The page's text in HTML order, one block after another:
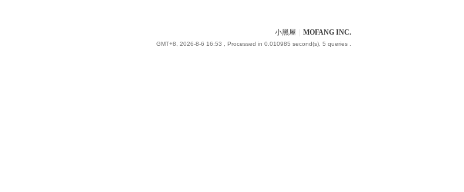
小黑屋 MOFANG INC.
GMT+8, 2026-8-6 16:53 , Processed in 0.010985 second(s), 5 queries .